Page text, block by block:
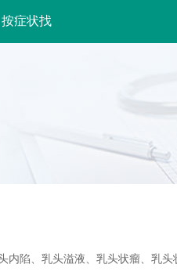
按症状找
内陷、乳头溢液、乳头状瘤、乳头